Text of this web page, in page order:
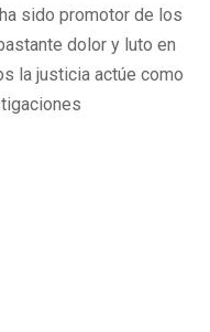
sido promotor de los
dolor y luto en
la justicia actúe como